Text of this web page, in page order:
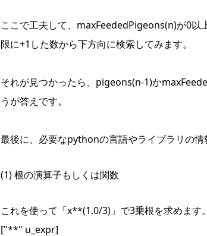
ここで工夫して、maxFeededPigeons(n)が0以
限に+1した数から下方向に検索してみます。
それが見つかったら、pigeons(n-1)か
うが答えです。
最後に、必要なpythonの言語やライブラリの情
(1) 根の演算子もしくは関数
これを使って「x**(1.0/3)」で3乗根を求めます。
["**" u_expr]